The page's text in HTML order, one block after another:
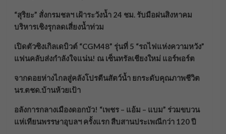
“สุริยะ” สั่งกรมชลฯ เฝ้าระวังน้ำ 24 ชม. รับมือฝนสิงหาคม
บริหารเชิงรุกลดเสี่ยงน้ำท่วม
เปิดตัวซิงเกิลเดบิวต์ “CGM48” รุ่นที่ 5 “รถไฟแห่งความหวัง”
แฟนคลับส่งกำลังใจแน่น! ณ เซ็นทรัลเชียงใหม่ แอร์พอร์ต
จากดอยห่างไกลสู่คลังโปรตีนสัตว์น้ำ ยกระดับคุณภาพชีวิต
นร.ตชด.บ้านห้วยเป้า
อลังการกลางเมืองดอกบัว! “เพชร – แอ้ม – แบม” ร่วมขบวน
แห่เทียนพรรษาอุบลฯ ครั้งแรก สืบสานประเพณีกว่า 120 ปี